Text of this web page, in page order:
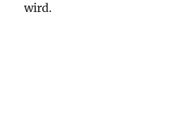
wird.